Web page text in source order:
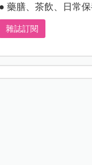
藥膳、茶飲、日常
雜誌訂閱